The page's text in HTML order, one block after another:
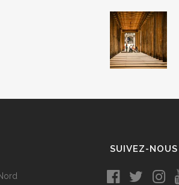
SUIVEZ-NOUS